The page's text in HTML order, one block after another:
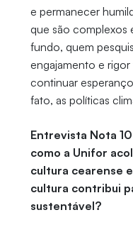
e permanecer
que são complexos
fundo, quem
engajamento e
continuar
fato, as políticas
Entrevista Nota
como a Unifor
cultura cearense
cultura contribui
sustentável?